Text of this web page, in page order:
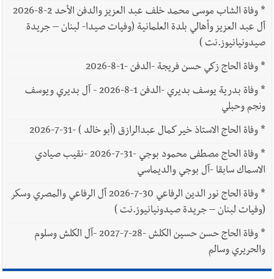
*
وفاة الشاب موسى محمد خلف عبد العزيز والدفن الأحد 2-8-2026
آل عبد العزيز وأهالي بلدة العلمانية (وفيات صيدا- لبنان – جريدة
صيدونيانيوز.نت )
*وفاة الحاج زكي حسن فريجة -الدفن -1-8-2026
*
وفاة بدرية يوسف بديري -الدفن 1-8-2026 - آل بديري ويوسف
ونجم وحبلي
*وفاة الحاج الاستاذ خير كمال عبدالرازق (أبو خالد ) -31-7-2026
*
وفاة الحاج مصطفى محمود بوجي -31-7-2026 -نقيب صيادي
الاسماك سابقا -آل بوجي والديماسي
*
وفاة الحاج نور الدين الرفاعي 30-7-2026 آل الرفاعي والمصري وسكر
(وفيات لبنان – جريدة صيدونيانيوز.نت )
*
وفاة الحاج حسن حسين الكلش -28-7-2027 -آل الكلش وسلوم
والحريري وسالم